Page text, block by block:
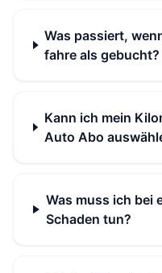
Was passiert,
fahre als gebucht?
Kann ich mein
Auto Abo
Was muss ich bei
Schaden tun?